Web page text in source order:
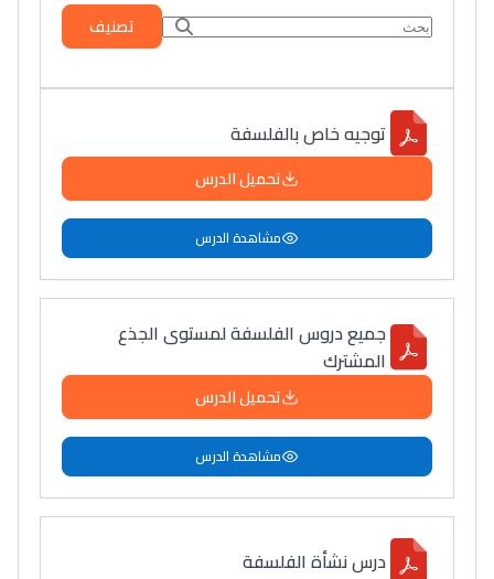
تصنيف
توجيه خاص بالفلسفة
تحميل الدرس
مشاهدة الدرس
جميع دروس الفلسفة لمستوى الجذع
المشترك
تحميل الدرس
مشاهدة الدرس
درس نشأة الفلسفة